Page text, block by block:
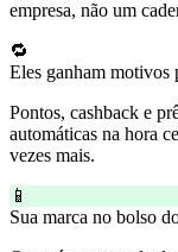
empresa, não um
🔁
Eles ganham motivos
Pontos, cashback e
automáticas na hora
vezes mais.
📱
Sua marca no bolso